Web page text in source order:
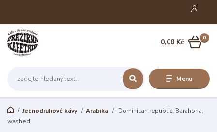
Menu
0
0,00 Kč
Jednodruhové kávy Arabika
Dominican republic, Barahona,
washed